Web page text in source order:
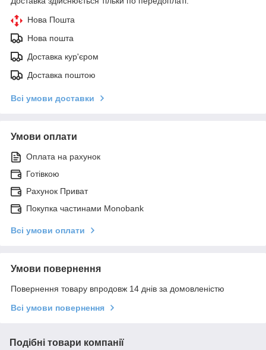
Нова Пошта
Нова пошта
Доставка кур'єром
Доставка поштою
Всі умови доставки
Умови оплати
Оплата на рахунок
Готівкою
Рахунок Приват
Покупка частинами Monobank
Всі умови оплати
Умови повернення
Повернення товару впродовж 14 днів за домовленістю
Всі умови повернення
Подібні товари компанії